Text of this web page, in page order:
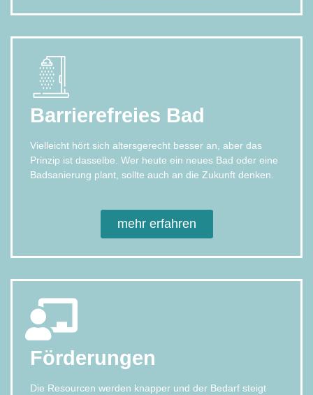
Barrierefreies Bad
Vielleicht hört sich altersgerecht besser an, aber das
Prinzip ist dasselbe. Wer heute ein neues Bad oder eine
Badsanierung plant, sollte auch an die Zukunft denken.
mehr erfahren
Förderungen
Die Resourcen werden knapper und der Bedarf steigt